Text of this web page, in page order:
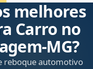
melhores
Carro no
reboque automotivo